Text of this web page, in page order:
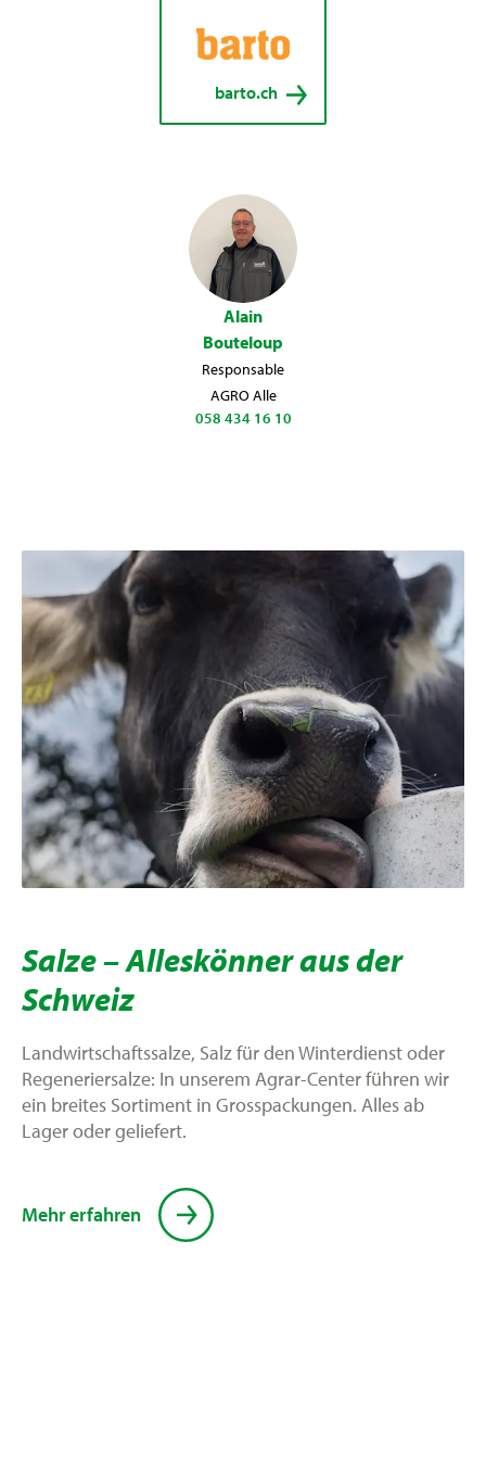
barto.ch
Alain
Bouteloup
Responsable
AGRO Alle
058 434 16 10
Salze – Alleskönner aus der
Schweiz
Landwirtschaftssalze, Salz für den Winterdienst oder
Regeneriersalze: In unserem Agrar-Center führen wir
ein breites Sortiment in Grosspackungen. Alles ab
Lager oder geliefert.
Mehr erfahren